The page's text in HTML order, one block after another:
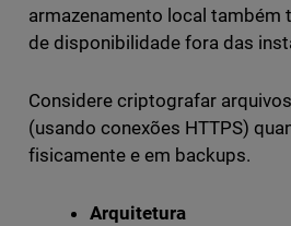
armazenamento local também
de disponibilidade fora das
Considere criptografar
(usando conexões HTTPS)
fisicamente e em backups.
Arquitetura